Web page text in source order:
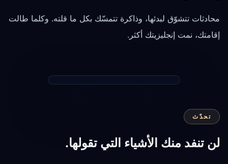
محادثات تتشوّق لبدئها، وذاكرة تتمسّك بكل ما قلته. وكلما طالت
إقامتك، نمت إنجليزيتك أكثر.
تحدّث
لن تنفد منك الأشياء التي تقولها.